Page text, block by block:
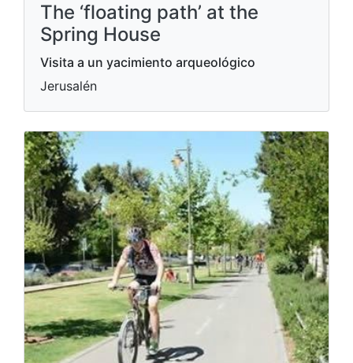
The ‘floating path’ at the
Spring House
Visita a un yacimiento arqueológico
Jerusalén